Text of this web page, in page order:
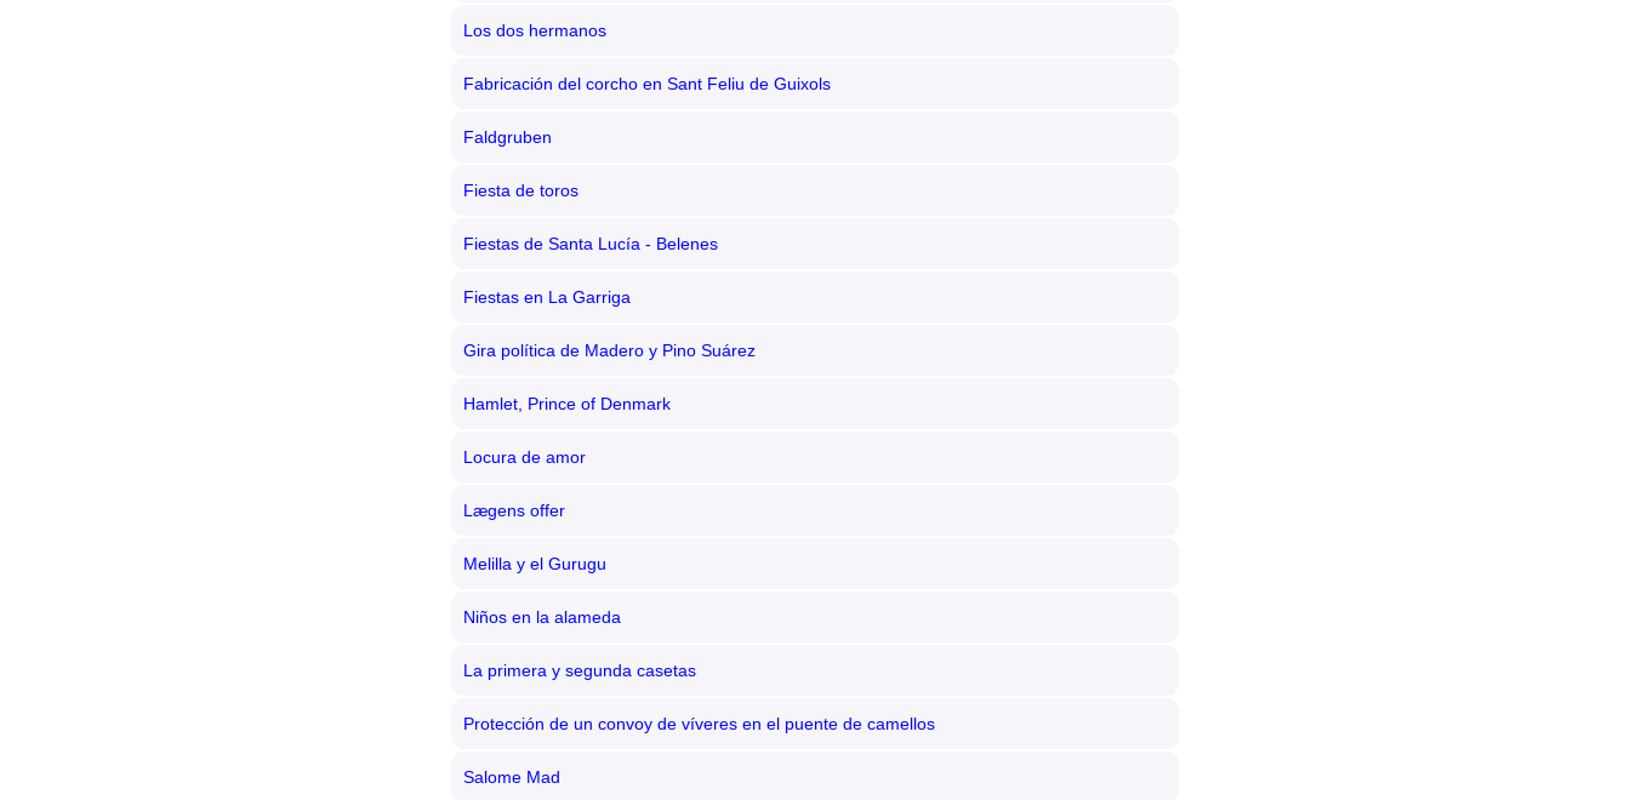
Los dos hermanos
Fabricación del corcho en Sant Feliu de Guixols
Faldgruben
Fiesta de toros
Fiestas de Santa Lucía - Belenes
Fiestas en La Garriga
Gira política de Madero y Pino Suárez
Hamlet, Prince of Denmark
Locura de amor
Lægens offer
Melilla y el Gurugu
Niños en la alameda
La primera y segunda casetas
Protección de un convoy de víveres en el puente de camellos
Salome Mad